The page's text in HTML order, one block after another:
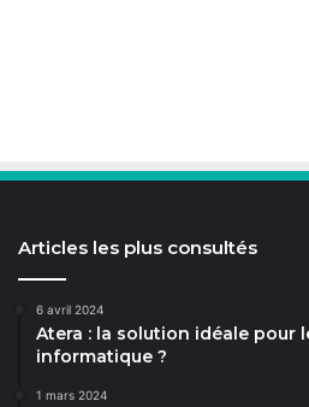
Articles les plus consultés
6 avril 2024
Atera : la solution idéale pour
informatique ?
1 mars 2024